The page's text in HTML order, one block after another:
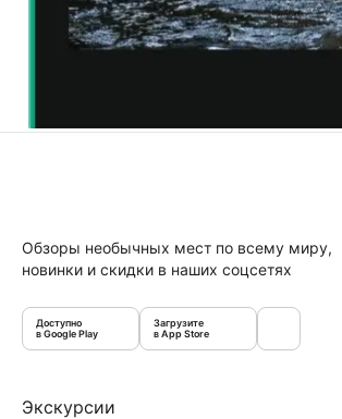
Обзоры необычных мест по всему миру,
новинки и скидки в наших соцсетях
Доступно
в Google Play
Загрузите
в App Store
Экскурсии